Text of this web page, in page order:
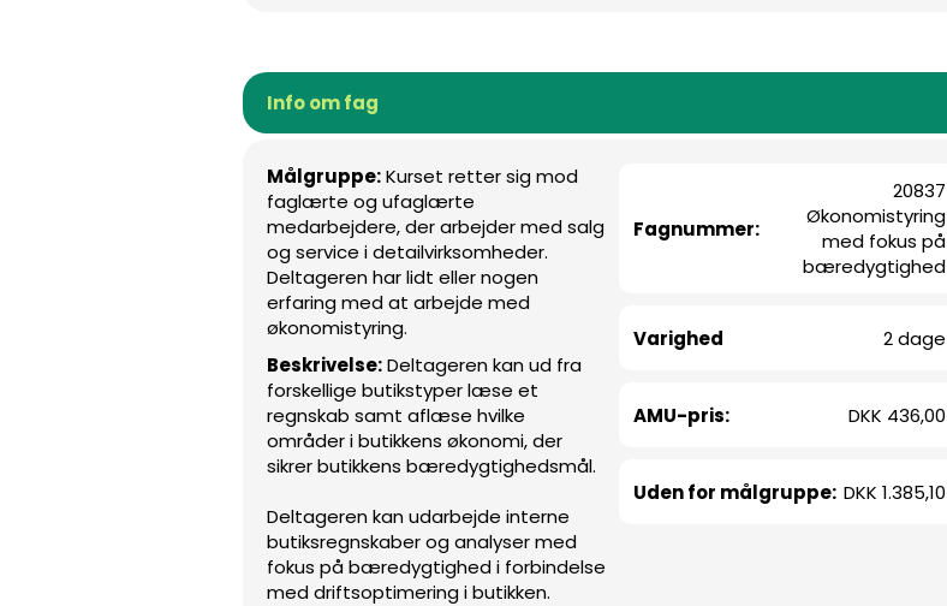
Info om fag
Målgruppe:Kurset retter sig mod
faglærte og ufaglærte
medarbejdere, der arbejder med salg
og service i detailvirksomheder.
Deltageren har lidt eller nogen
erfaring med at arbejde med
økonomistyring.
Beskrivelse:Deltageren kan ud fra
forskellige butikstyper læse et
regnskab samt aflæse hvilke
områder i butikkens økonomi, der
sikrer butikkens bæredygtighedsmål.
Deltageren kan udarbejde interne
butiksregnskaber og analyser med
fokus på bæredygtighed i forbindelse
med driftsoptimering i butikken.
Fagnummer:
20837
Økonomistyring
med fokus på
bæredygtighed
Varighed 2 dage
AMU-pris: DKK 436,00
Uden for målgruppe: DKK 1.385,10